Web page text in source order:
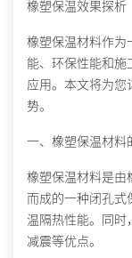
橡塑保温效果探析
橡塑保温材料作为
能、环保性能和施
应用。本文将为您
势。
一、橡塑保温材料
橡塑保温材料是由
而成的一种闭孔式
温隔热性能。同时
减震等优点。